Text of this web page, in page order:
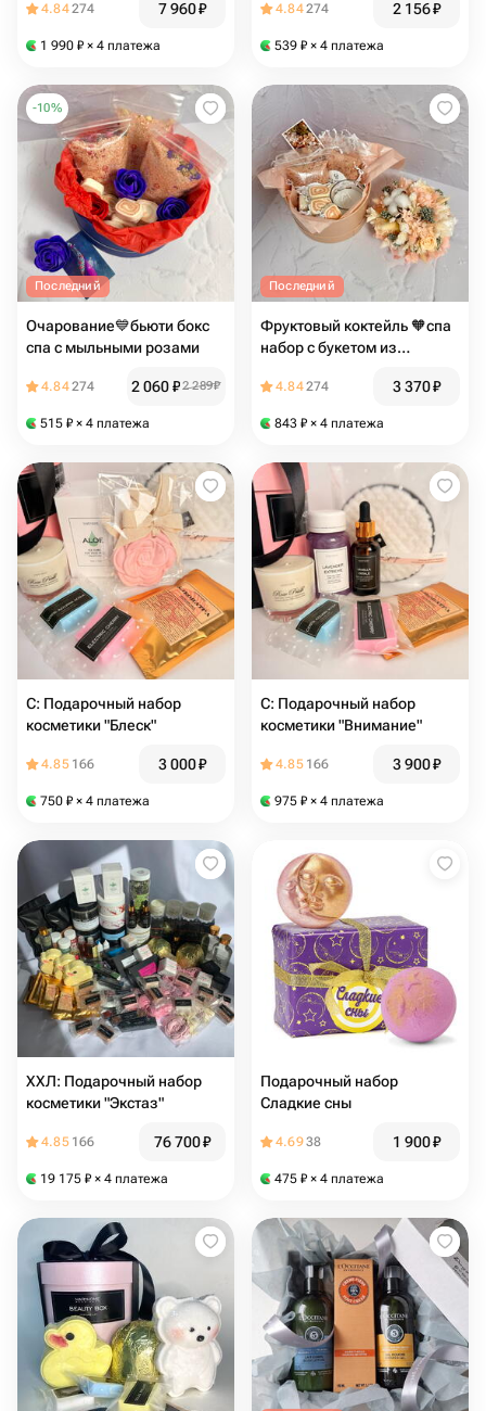
4.84274 7 960₽
1 990 ₽ × 4 платежа
4.84274 2 156₽
539 ₽ × 4 платежа
-10%
Последний
Очарование💙бьюти бокс
спа с мыльными розами
4.84274 2 060₽2 289₽
515 ₽ × 4 платежа
Последний
Фруктовый коктейль 🧡спа
набор с букетом из
4.84274 3 370₽
843 ₽ × 4 платежа
С: Подарочный набор
косметики "Блеск"
4.85 166 3 000₽
750 ₽ × 4 платежа
С: Подарочный набор
косметики "Внимание"
4.85 166 3 900₽
975 ₽ × 4 платежа
ХХЛ: Подарочный набор
косметики "Экстаз"
4.85 166 76 700₽
19 175 ₽ × 4 платежа
Подарочный набор
Сладкие сны
4.6938 1 900₽
475 ₽ × 4 платежа